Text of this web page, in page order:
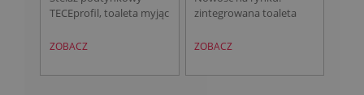
niezawodność?
TECEprofil, toaleta myjąc
bezdotykowy przycisk
który warto wybrać, gdy
ZOBACZ
łazience? [Recenzja i
zintegrowana toaleta
AVANT eliminuje
stelaża podtynkowego.
ZOBACZ